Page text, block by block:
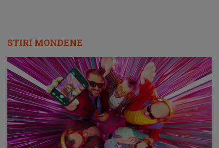
STIRI MONDENE